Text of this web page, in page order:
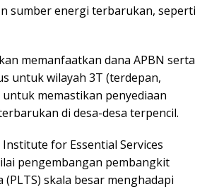
sumber energi terbarukan, seperti
memanfaatkan dana APBN serta
untuk wilayah 3T (terdepan,
memastikan penyediaan
di desa-desa terpencil.
for Essential Services
pengembangan pembangkit
skala besar menghadapi